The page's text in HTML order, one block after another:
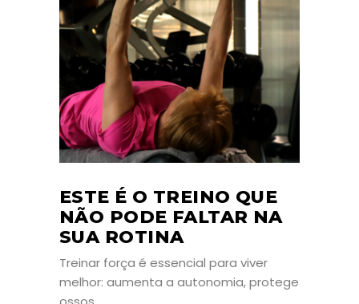
ESTE É O TREINO QUE
NÃO PODE FALTAR NA
SUA ROTINA
Treinar força é essencial para viver
melhor: aumenta a autonomia, protege